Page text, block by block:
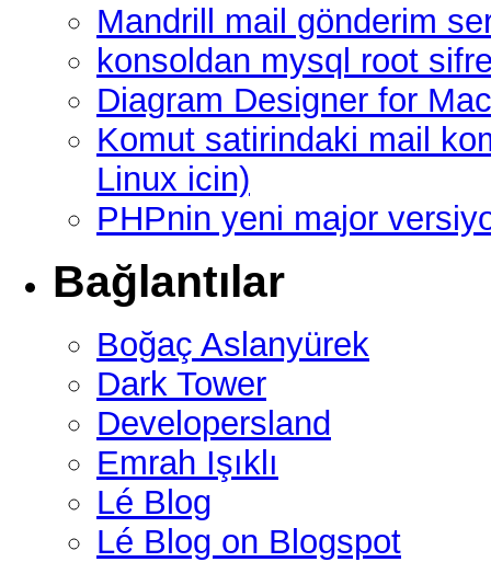
Mandrill mail gönderim
konsoldan mysql root
Diagram Designer for
Komut satirindaki mail
Linux icin)
PHPnin yeni major
Bağlantılar
Boğaç Aslanyürek
Dark Tower
Developersland
Emrah Işıklı
Lé Blog
Lé Blog on Blogspot